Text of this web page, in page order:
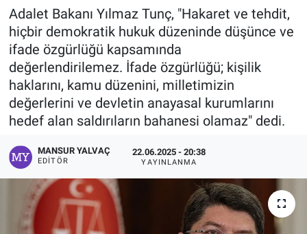
Adalet Bakanı Yılmaz Tunç, "Hakaret ve tehdit,
hiçbir demokratik hukuk düzeninde düşünce ve
ifade özgürlüğü kapsamında
değerlendirilemez. İfade özgürlüğü; kişilik
haklarını, kamu düzenini, milletimizin
değerlerini ve devletin anayasal kurumlarını
hedef alan saldırıların bahanesi olamaz" dedi.
MANSUR YALVAÇ
EDITÖR
22.06.2025 - 20:38
YAYINLANMA